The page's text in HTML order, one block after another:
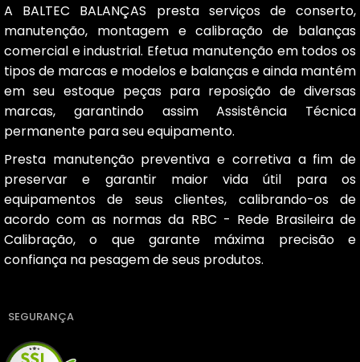
A BALTEC BALANÇAS presta serviços de conserto,
manutenção, montagem e calibração de balanças
comercial e industrial. Efetua manutenção em todos os
tipos de marcas e modelos e balanças e ainda mantém
em seu estoque peças para reposição de diversas
marcas, garantindo assim Assistência Técnica
permanente para seu equipamento.
Presta manutenção preventiva e corretiva a fim de
preservar e garantir maior vida útil para os
equipamentos de seus clientes, calibrando-os de
acordo com as normas da RBC - Rede Brasileira de
Calibração, o que garante máxima precisão e
confiança na pesagem de seus produtos.
SEGURANÇA